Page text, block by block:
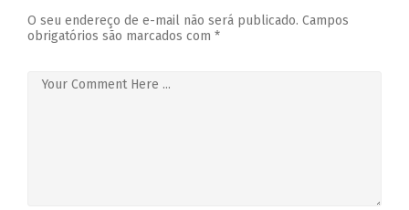
O seu endereço de e-mail não será publicado. Campos
obrigatórios são marcados com *